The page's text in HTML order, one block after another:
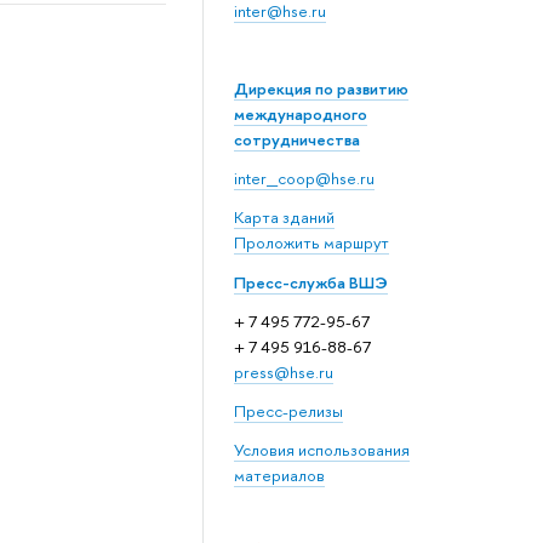
inter@hse.ru
Дирекция по развитию
международного
сотрудничества
inter_coop@hse.ru
Карта зданий
Проложить маршрут
Пресс-служба ВШЭ
+ 7 495 772-95-67
+ 7 495 916-88-67
press@hse.ru
Пресс-релизы
Условия использования
материалов